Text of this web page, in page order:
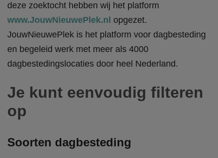
deze zoektocht hebben wij het platform
www.JouwNieuwePlek.nl opgezet.
JouwNieuwePlek is het platform voor dagbesteding
en begeleid werk met meer als 4000
dagbestedingslocaties door heel Nederland.
Je kunt eenvoudig filteren
op
Soorten dagbesteding